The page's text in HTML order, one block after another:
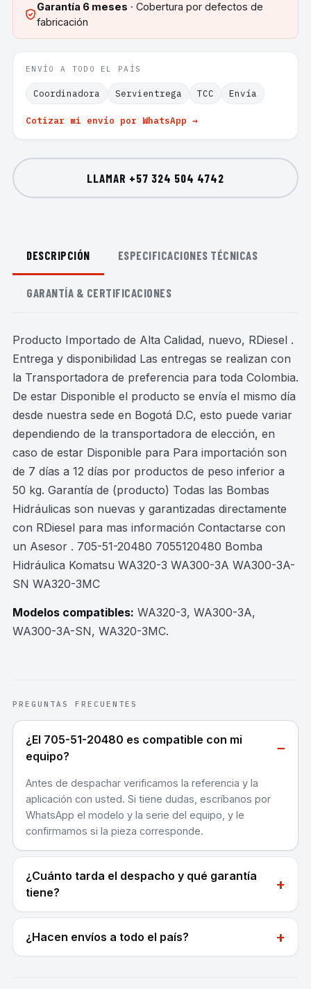
Garantía 6 meses · Cobertura por defectos de
fabricación
ENVÍO A TODO EL PAÍS
Coordinadora Servientrega TCC Envía
Cotizar mi envío por WhatsApp →
LLAMAR +57 324 504 4742
DESCRIPCIÓN ESPECIFICACIONES TÉCNICAS
GARANTÍA & CERTIFICACIONES
Producto Importado de Alta Calidad, nuevo, RDiesel .
Entrega y disponibilidad Las entregas se realizan con
la Transportadora de preferencia para toda Colombia.
De estar Disponible el producto se envía el mismo día
desde nuestra sede en Bogotá D.C, esto puede variar
dependiendo de la transportadora de elección, en
caso de estar Disponible para Para importación son
de 7 días a 12 días por productos de peso inferior a
50 kg. Garantía de (producto) Todas las Bombas
Hidráulicas son nuevas y garantizadas directamente
con RDiesel para mas información Contactarse con
un Asesor . 705-51-20480 7055120480 Bomba
Hidráulica Komatsu WA320-3 WA300-3A WA300-3A-
SN WA320-3MC
Modelos compatibles: WA320-3, WA300-3A,
WA300-3A-SN, WA320-3MC.
PREGUNTAS FRECUENTES
¿El 705-51-20480 es compatible con mi
equipo?
−
Antes de despachar verificamos la referencia y la
aplicación con usted. Si tiene dudas, escríbanos por
WhatsApp el modelo y la serie del equipo, y le
confirmamos si la pieza corresponde.
¿Cuánto tarda el despacho y qué garantía
tiene?
+
¿Hacen envíos a todo el país? +